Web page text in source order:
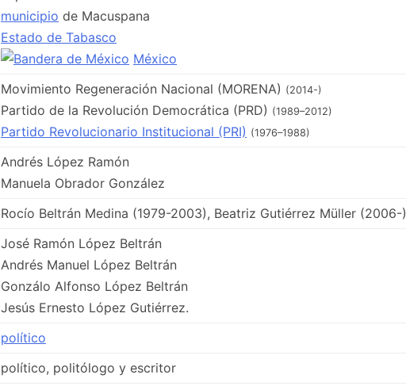
municipio de Macuspana
Estado de Tabasco
México
Movimiento Regeneración Nacional (MORENA) (2014-)
Partido de la Revolución Democrática (PRD) (1989–2012)
Partido Revolucionario Institucional (PRI) (1976–1988)
Andrés López Ramón
Manuela Obrador González
Rocío Beltrán Medina (1979-2003), Beatriz Gutiérrez Müller (2006-)
José Ramón López Beltrán
Andrés Manuel López Beltrán
Gonzálo Alfonso López Beltrán
Jesús Ernesto López Gutiérrez.
político
político, politólogo y escritor